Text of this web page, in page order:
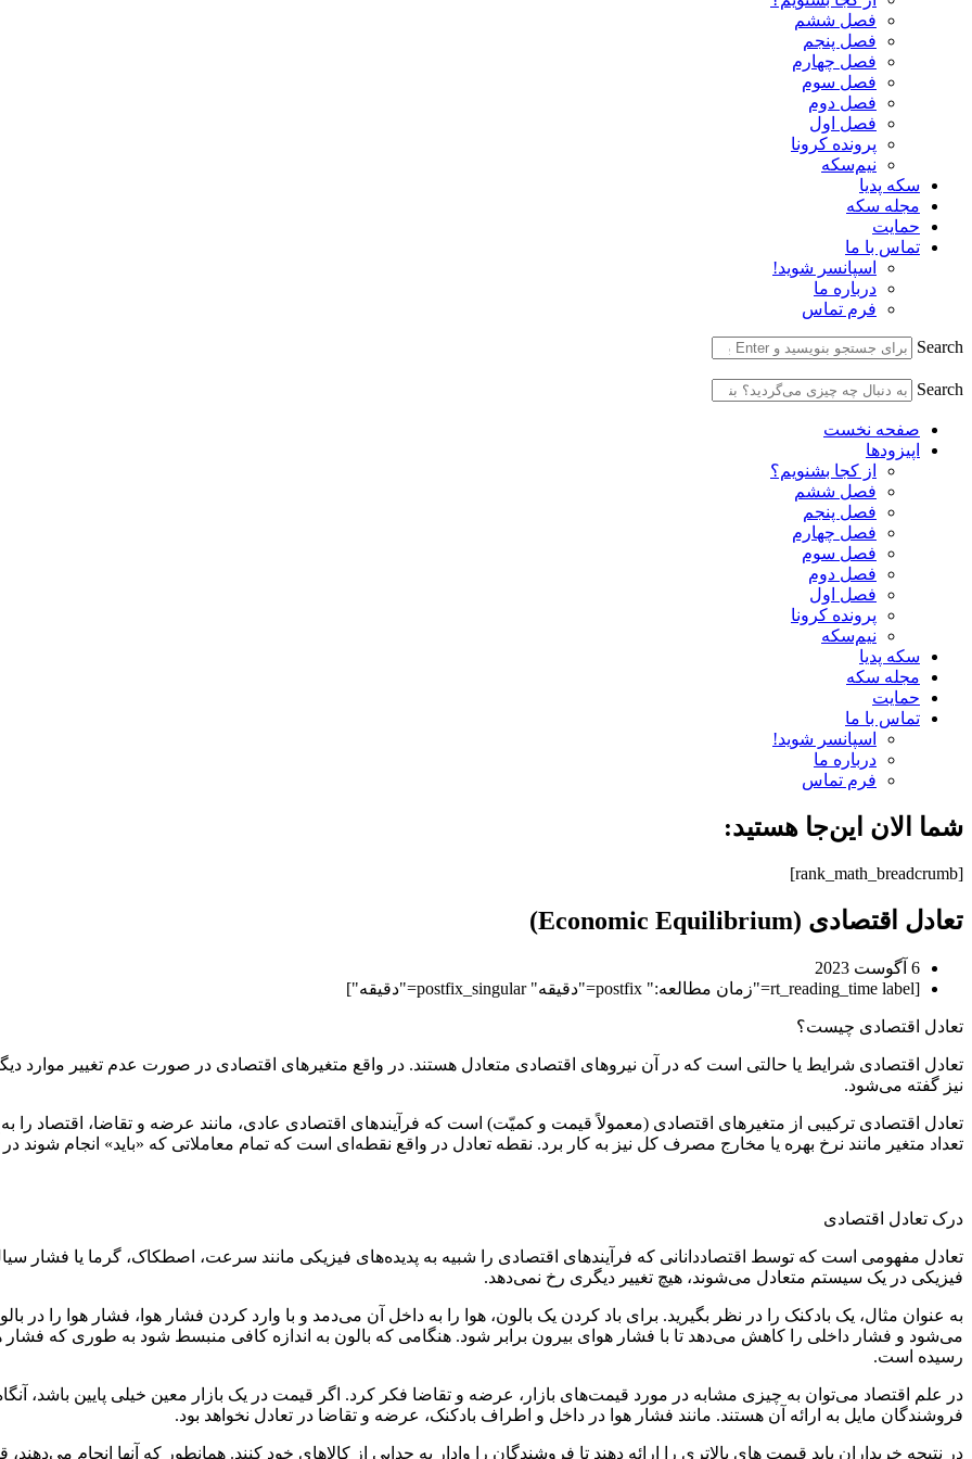
فصل ششم
فصل پنجم
فصل چهارم
فصل سوم
فصل دوم
فصل اول
پرونده کرونا
نیم‌سکه
سکه پدیا
مجله سکه
حمایت
تماس با ما
اسپانسر شوید!
درباره ما
فرم تماس
Search
Search
صفحه نخست
اپیزودها
از کجا بشنویم؟
فصل ششم
فصل پنجم
فصل چهارم
فصل سوم
فصل دوم
فصل اول
پرونده کرونا
نیم‌سکه
سکه پدیا
مجله سکه
حمایت
تماس با ما
اسپانسر شوید!
درباره ما
فرم تماس
شما الان این‌جا هستید:
[rank_math_breadcrumb]
تعادل اقتصادی (Economic Equilibrium)
6 آگوست 2023
[rt_reading_time label="زمان مطالعه:" postfix="دقیقه" postfix_singular="دقیقه"]
تعادل اقتصادی چیست؟
تعادل اقتصادی شرایط یا حالتی است که در آن نیروهای اقتصادی متعادل هستند. در واقع متغیرهای اقتصادی در صورت عدم تغییر موارد دیگر
نیز گفته می‌شود.
تعادل اقتصادی ترکیبی از متغیرهای اقتصادی (معمولاً قیمت و کمیّت) است که فرآیندهای اقتصادی عادی، مانند عرضه و تقاضا، اقتصاد
تعداد متغیر مانند نرخ بهره یا مخارج مصرف کل نیز به کار برد. نقطه تعادل در واقع نقطه‌ای است که تمام معاملاتی که «باید» انجام
درک تعادل اقتصادی
تعادل مفهومی است که توسط اقتصاددانانی که فرآیندهای اقتصادی را شبیه به پدیده‌های فیزیکی مانند سرعت، اصطکاک، گرما یا فشار
فیزیکی در یک سیستم متعادل می‌شوند، هیچ تغییر دیگری رخ نمی‌دهد.
به عنوان مثال، یک بادکنک را در نظر بگیرید. برای باد کردن یک بالون، هوا را به داخل آن می‌دمد و با وارد کردن فشار هوا، فشار هوا را
می‌شود و فشار داخلی را کاهش می‌دهد تا با فشار هوای بیرون برابر شود. هنگامی که بالون به اندازه کافی منبسط شود به طوری که
رسیده است.
در علم اقتصاد می‌توان به چیزی مشابه در مورد قیمت‌های بازار، عرضه و تقاضا فکر کرد. اگر قیمت در یک بازار معین خیلی پایین باشد،
فروشندگان مایل به ارائه آن هستند. مانند فشار هوا در داخل و اطراف بادکنک، عرضه و تقاضا در تعادل نخواهد بود.
در نتیجه خریداران باید قیمت های بالاتری را ارائه دهند تا فروشندگان را وادار به جدایی از کالاهای خود کنند. همانطور که آنها انجام